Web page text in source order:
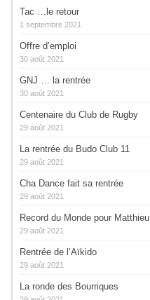
Tac …le retour
1 septembre 2021
Offre d’emploi
30 août 2021
GNJ … la rentrée
30 août 2021
Centenaire du Club de Rugby
29 août 2021
La rentrée du Budo Club 11
29 août 2021
Cha Dance fait sa rentrée
29 août 2021
Record du Monde pour Matthieu
29 août 2021
Rentrée de l’Aïkido
29 août 2021
La ronde des Bourriques